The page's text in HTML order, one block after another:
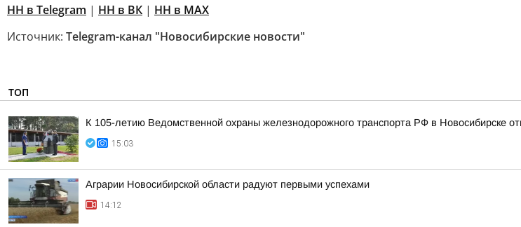
НН в Telegram | НН в ВК | НН в MAX
Источник: Telegram-канал "Новосибирские новости"
ТОП
К 105-летию Ведомственной охраны железнодорожного транспорта РФ в Новосибирске
15:03
Аграрии Новосибирской области радуют первыми успехами
14:12